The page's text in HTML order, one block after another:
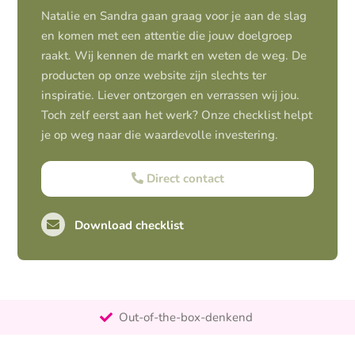
Natalie en Sandra gaan graag voor je aan de slag
en komen met een attentie die jouw doelgroep
raakt. Wij kennen de markt en weten de weg. De
producten op onze website zijn slechts ter
inspiratie. Liever ontzorgen en verrassen wij jou.
Toch zelf eerst aan het werk? Onze checklist helpt
je op weg naar die waardevolle investering.
Direct contact
Download checklist
Out-of-the-box-denkend